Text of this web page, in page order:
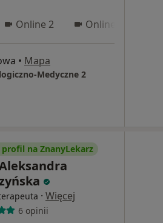
Online 2 Online 3
• Mapa
Medyczne 2
na ZnanyLekarz
· Więcej
6 opinii